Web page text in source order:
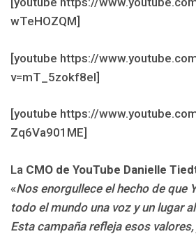
wTeHOZQM]
[youtube https://
v=mT_5zokf8eI]
[youtube https://
Zq6Va901ME]
La CMO de YouTube Danielle
«Nos enorgullece el hecho de que
todo el mundo una voz y un lugar
Esta campaña refleja esos